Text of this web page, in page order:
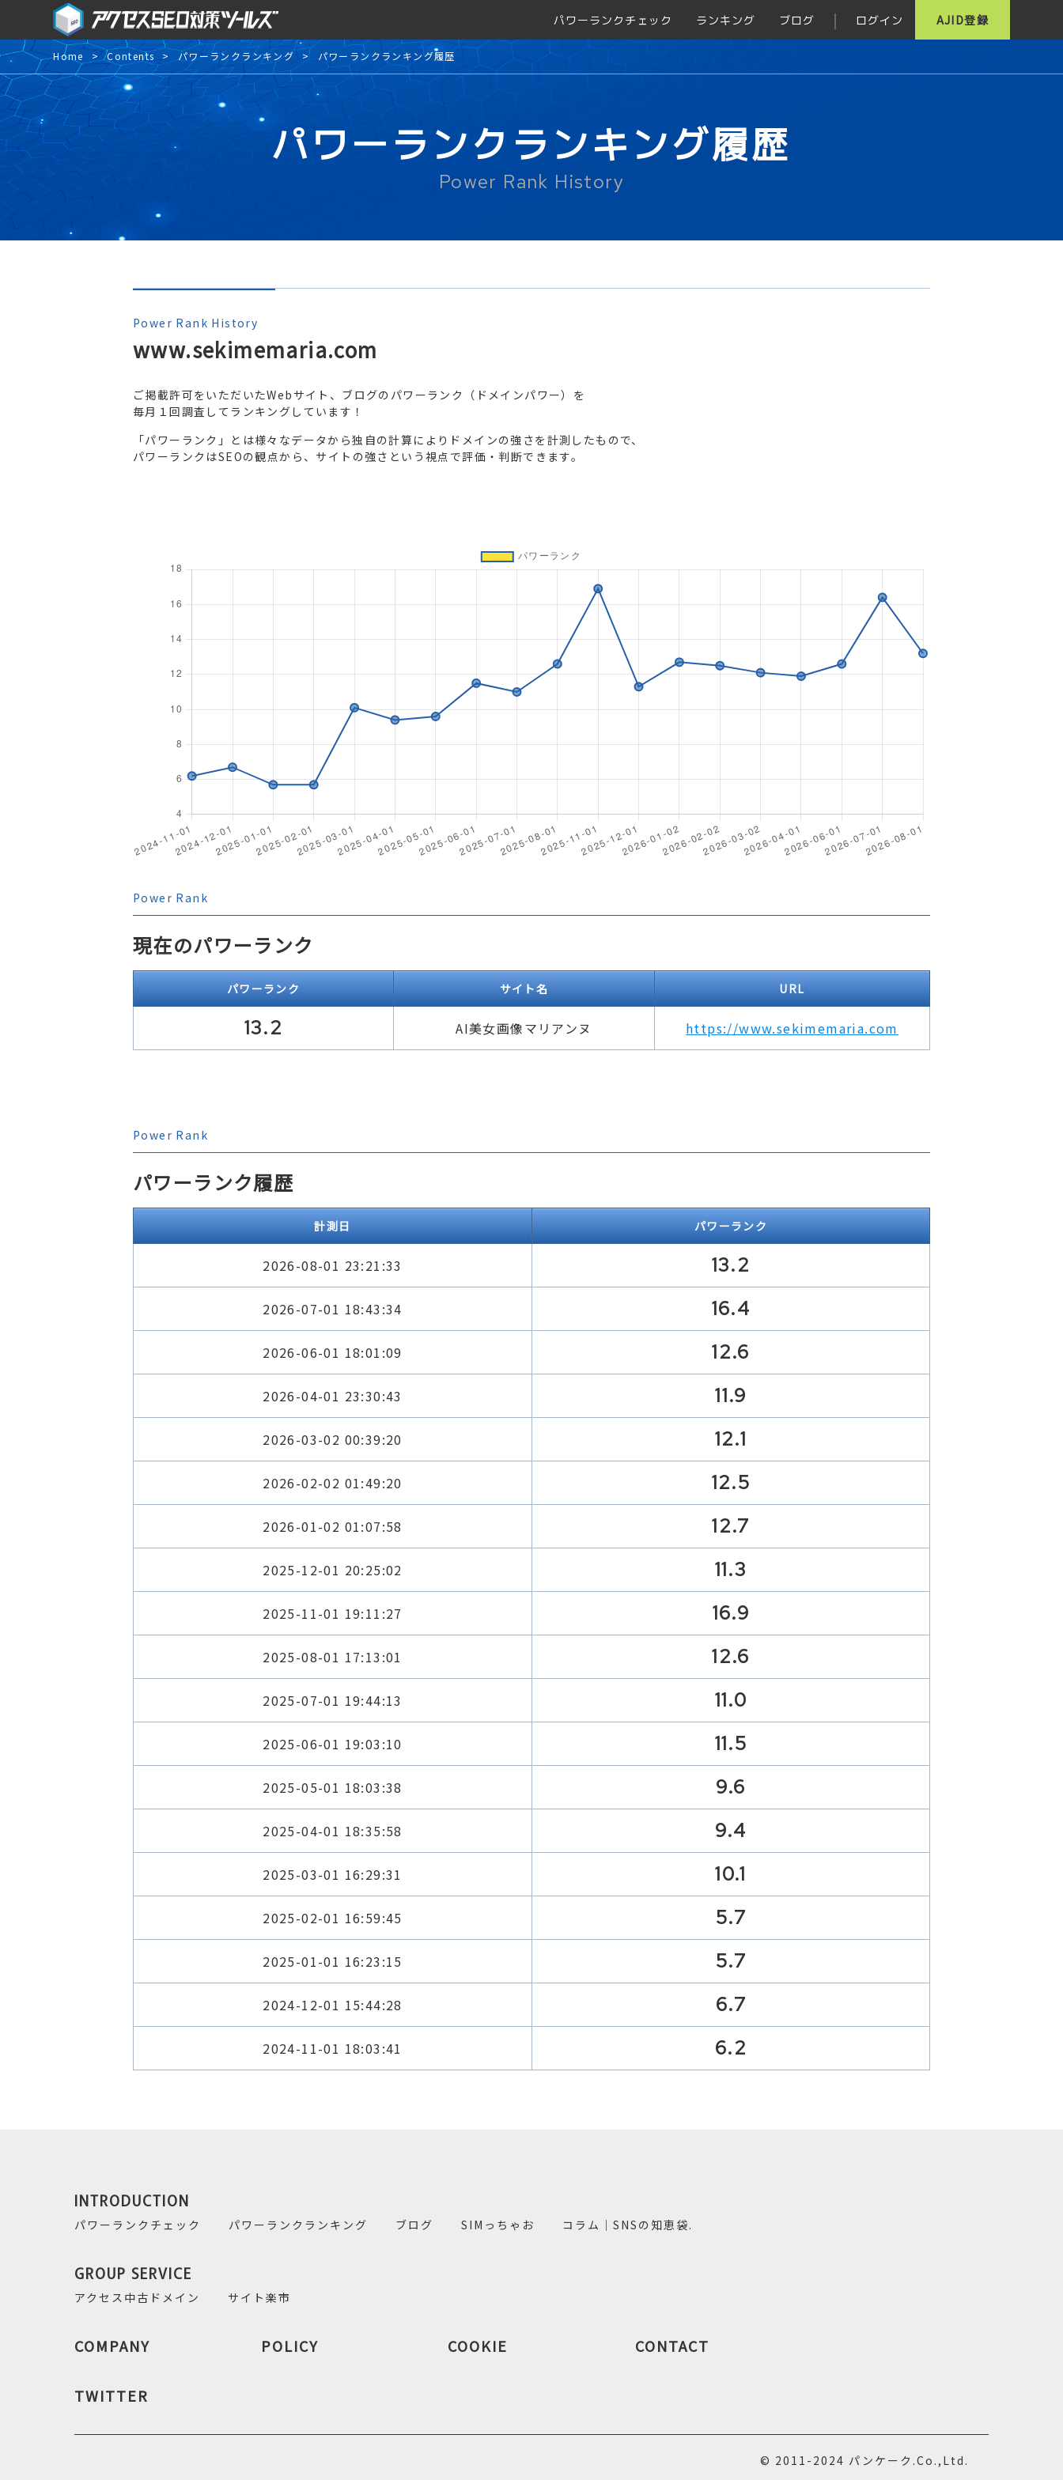
パワーランクチェック ランキング ブログ ログイン AJID登録
Home Contents パワーランクランキング パワーランクランキング履歴
パワーランクランキング履歴
Power Rank History
Power Rank History
www.sekimemaria.com
ご掲載許可をいただいたWebサイト、ブログのパワーランク（ドメインパワー）を
毎月１回調査してランキングしています！
「パワーランク」とは様々なデータから独自の計算によりドメインの強さを計測したもので、
パワーランクはSEOの観点から、サイトの強さという視点で評価・判断できます。
Power Rank
現在のパワーランク
パワーランク サイト名 URL
13.2 AI美女画像マリアンヌ https://www.sekimemaria.com
Power Rank
パワーランク履歴
計測日 パワーランク
2026-08-01 23:21:33 13.2
2026-07-01 18:43:34 16.4
2026-06-01 18:01:09 12.6
2026-04-01 23:30:43 11.9
2026-03-02 00:39:20 12.1
2026-02-02 01:49:20 12.5
2026-01-02 01:07:58 12.7
2025-12-01 20:25:02 11.3
2025-11-01 19:11:27 16.9
2025-08-01 17:13:01 12.6
2025-07-01 19:44:13 11.0
2025-06-01 19:03:10 11.5
2025-05-01 18:03:38 9.6
2025-04-01 18:35:58 9.4
2025-03-01 16:29:31 10.1
2025-02-01 16:59:45 5.7
2025-01-01 16:23:15 5.7
2024-12-01 15:44:28 6.7
2024-11-01 18:03:41 6.2
INTRODUCTION
パワーランクチェック パワーランクランキング ブログ SIMっちゃお コラム｜SNSの知恵袋.
GROUP SERVICE
アクセス中古ドメイン サイト楽市
COMPANY POLICY COOKIE CONTACT
TWITTER
© 2011-2024 パンケーク.Co.,Ltd.